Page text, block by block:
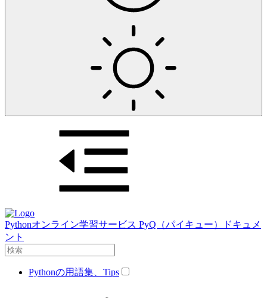
Pythonオンライン学習サービス PyQ（パイキュー）ドキュメ
ント
Pythonの用語集、Tips